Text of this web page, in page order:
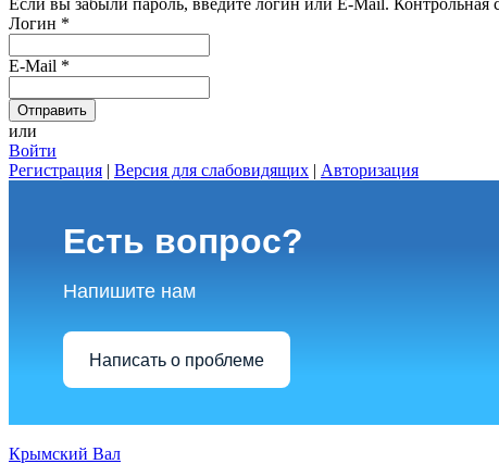
Если вы забыли пароль, введите логин или E-Mail. Контрольная
Логин *
E-Mail *
или
Войти
Регистрация | Версия для слабовидящих | Авторизация
Есть вопрос?
Напишите нам
Написать о проблеме
Крымский Вал